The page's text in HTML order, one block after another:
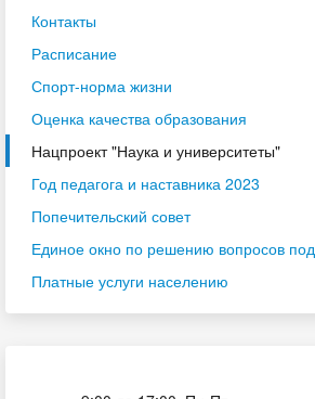
Контакты
Расписание
Спорт-норма жизни
Оценка качества образования
Нацпроект "Наука и университеты"
Год педагога и наставника 2023
Попечительский совет
Единое окно по решению вопросов
Платные услуги населению